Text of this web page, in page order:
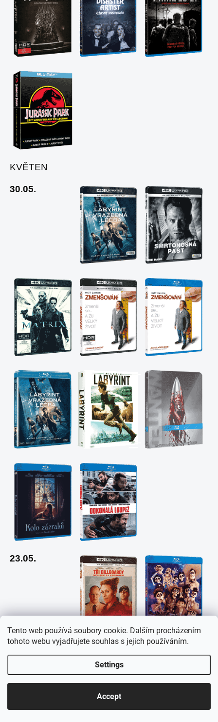
Tento web používá soubory cookie. Dalším procházením
tohoto webu vyjadřujete souhlas s jejich používáním.
Settings
Accept
KVĚTEN
30.05.
23.05.